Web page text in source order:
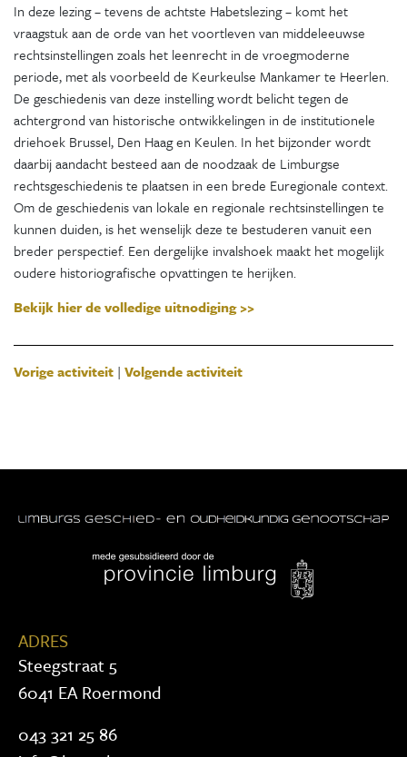
In deze lezing – tevens de achtste Habetslezing – komt het
vraagstuk aan de orde van het voortleven van middeleeuwse
rechtsinstellingen zoals het leenrecht in de vroegmoderne
periode, met als voorbeeld de Keurkeulse Mankamer te Heerlen.
De geschiedenis van deze instelling wordt belicht tegen de
achtergrond van historische ontwikkelingen in de institutionele
driehoek Brussel, Den Haag en Keulen. In het bijzonder wordt
daarbij aandacht besteed aan de noodzaak de Limburgse
rechtsgeschiedenis te plaatsen in een brede Euregionale context.
Om de geschiedenis van lokale en regionale rechtsinstellingen te
kunnen duiden, is het wenselijk deze te bestuderen vanuit een
breder perspectief. Een dergelijke invalshoek maakt het mogelijk
oudere historiografische opvattingen te herijken.
Bekijk hier de volledige uitnodiging >>
Vorige activiteit | Volgende activiteit
ADRES
Steegstraat 5
6041 EA Roermond
043 321 25 86